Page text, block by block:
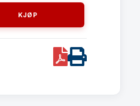
KJØP
PDFPrint